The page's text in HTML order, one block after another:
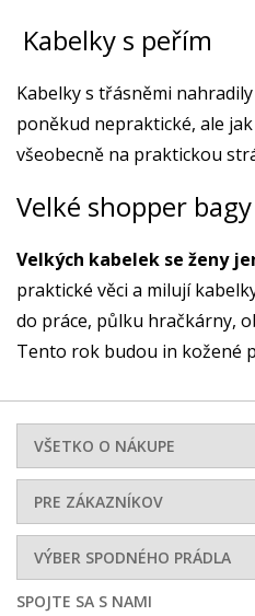
Kabelky s peřím
Kabelky s třásněmi
poněkud nepraktické, ale
všeobecně na praktickou
Velké shopper bagy
Velkých kabelek se ženy
praktické věci a milují
do práce, půlku hračkárny,
Tento rok budou in kožené
VŠETKO O NÁKUPE
PRE ZÁKAZNÍKOV
VÝBER SPODNÉHO PRÁDLA
SPOJTE SA S NAMI